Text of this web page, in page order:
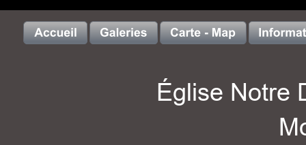
Église Notre